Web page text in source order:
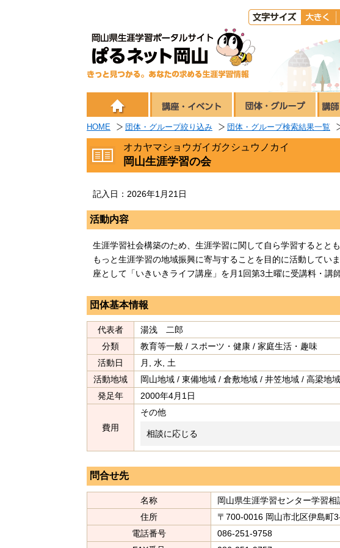
HOME 団体・グループ絞り込み 団体・グループ検索結果一覧
オカヤマショウガイガクシュウノカイ
岡山生涯学習の会
記入日：2026年1月21日
活動内容
生涯学習社会構築のため、生涯学習に関して自ら学習するとと
もっと生涯学習の地域振興に寄与することを目的に活動してい
座として「いきいきライフ講座」を月1回第3土曜に受講料・講
団体基本情報
代表者
湯浅 二郎
分類
教育等一般 / スポーツ・健康 / 家庭生活・趣味
活動日
月, 水, 土
活動地域
岡山地域 / 東備地域 / 倉敷地域 / 井笠地域 / 高梁地
発足年
2000年4月1日
費用
その他
相談に応じる
問合せ先
名称
岡山県生涯学習センター学習相
住所
〒700-0016 岡山市北区伊島町
電話番号
086-251-9758